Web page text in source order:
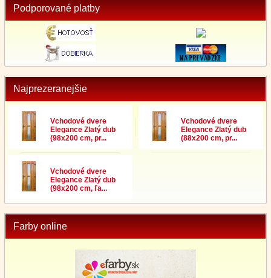
Podporované platby
Najprezeranejšie
Vchodové dvere
Elegance Zlatý dub
(98x200 cm, pr...
Vchodové dvere
Elegance Zlatý dub
(88x200 cm, pr...
Vchodové dvere
Elegance Zlatý dub
(98x200 cm, ľa...
Farby online